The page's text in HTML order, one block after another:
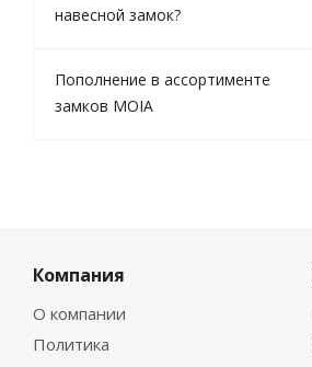
навесной замок?
Пополнение в ассортименте
замков MOIA
Компания
О компании
Политика